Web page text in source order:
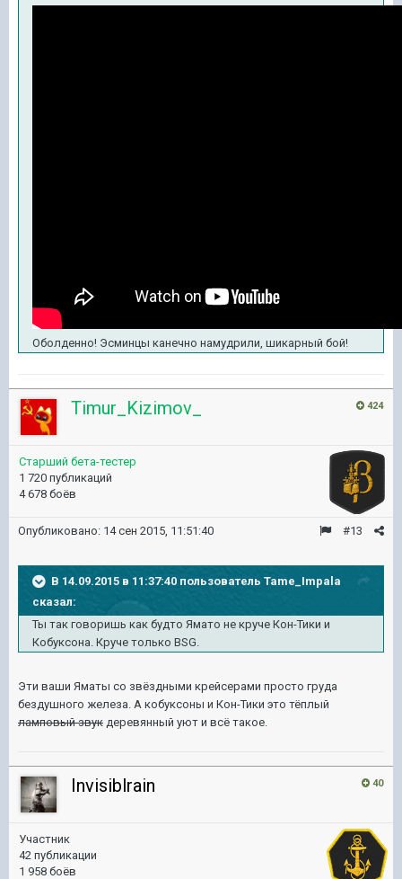
Оболденно! Эсминцы канечно намудрили, шикарный бой!
424
Timur_Kizimov_
Старший бета-тестер
1 720 публикаций
4 678 боёв
#13
Опубликовано: 14 сен 2015, 11:51:40
В 14.09.2015 в 11:37:40 пользователь Tame_Impala
сказал:
Ты так говоришь как будто Ямато не круче Кон-Тики и
Кобуксона. Круче только BSG.
Эти ваши Яматы со звёздными крейсерами просто груда
бездушного железа. А кобуксоны и Кон-Тики это тёплый
ламповый звук деревянный уют и всё такое.
40
Invisiblrain
Участник
42 публикации
1 958 боёв